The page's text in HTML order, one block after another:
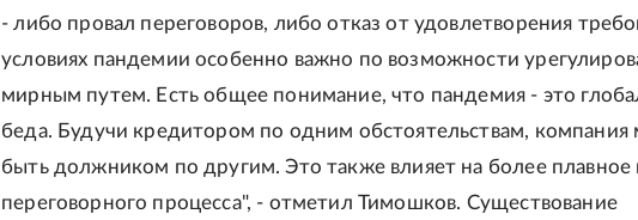
- либо провал переговоров, либо отказ от удовлетворения
условиях пандемии особенно важно по возможности
мирным путем. Есть общее понимание, что пандемия - это
беда. Будучи кредитором по одним обстоятельствам, компания
быть должником по другим. Это также влияет на более плавное
переговорного процесса", - отметил Тимошков. Существование